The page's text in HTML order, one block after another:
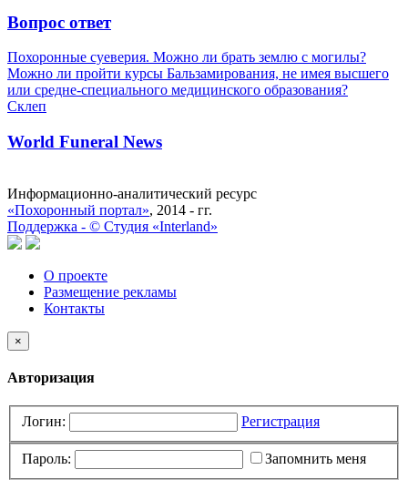
Вопрос ответ
Похоронные суеверия. Можно ли брать землю с могилы?
Можно ли пройти курсы Бальзамирования, не имея высшего
или средне-специального медицинского образования?
Склеп
World Funeral News
Информационно-аналитический ресурс
«Похоронный портал», 2014 - гг.
Поддержка - © Cтудия «Interland»
О проекте
Размещение рекламы
Контакты
×
Авторизация
Логин: Регистрация
Пароль: Запомнить меня